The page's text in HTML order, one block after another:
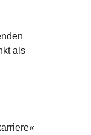
als